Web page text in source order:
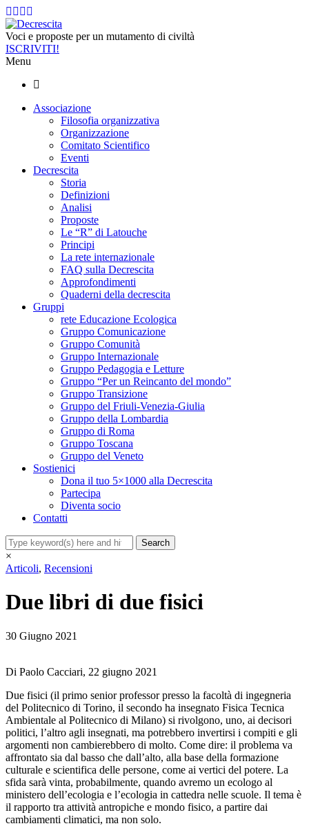
Voci e proposte per un mutamento di civiltà
ISCRIVITI!
Menu
Associazione
Filosofia organizzativa
Organizzazione
Comitato Scientifico
Eventi
Decrescita
Storia
Definizioni
Analisi
Proposte
Le “R” di Latouche
Principi
La rete internazionale
FAQ sulla Decrescita
Approfondimenti
Quaderni della decrescita
Gruppi
rete Educazione Ecologica
Gruppo Comunicazione
Gruppo Comunità
Gruppo Internazionale
Gruppo Pedagogia e Letture
Gruppo “Per un Reincanto del mondo”
Gruppo Transizione
Gruppo del Friuli-Venezia-Giulia
Gruppo della Lombardia
Gruppo di Roma
Gruppo Toscana
Gruppo del Veneto
Sostienici
Dona il tuo 5×1000 alla Decrescita
Partecipa
Diventa socio
Contatti
×
Articoli, Recensioni
Due libri di due fisici
30 Giugno 2021
Di Paolo Cacciari, 22 giugno 2021
Due fisici (il primo senior professor presso la facoltà di ingegneria
del Politecnico di Torino, il secondo ha insegnato Fisica Tecnica
Ambientale al Politecnico di Milano) si rivolgono, uno, ai decisori
politici, l’altro agli insegnati, ma potrebbero invertirsi i compiti e gli
argomenti non cambierebbero di molto. Come dire: il problema va
affrontato sia dal basso che dall’alto, alla base della formazione
culturale e scientifica delle persone, come ai vertici del potere. La
sfida sarà vinta, probabilmente, quando avremo un ecologo al
ministero dell’ecologia e l’ecologia in cattedra nelle scuole. Il tema è
il rapporto tra attività antropiche e mondo fisico, a partire dai
cambiamenti climatici, ma non solo.